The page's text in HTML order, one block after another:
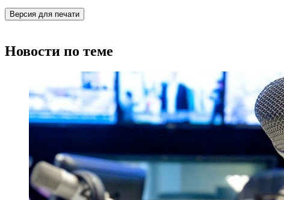
Версия для печати
Новости по теме